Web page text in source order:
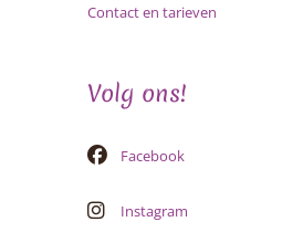
Contact en tarieven
Volg ons!
Facebook
Instagram